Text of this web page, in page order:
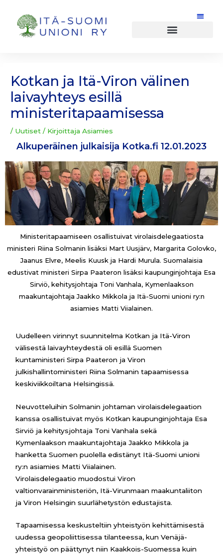
sisältöön
Kotkan ja Itä-Viron välinen
laivayhteys esillä
ministeritapaamisessa
/ Uutiset / KirjoittajaAsiamies
Alkuperäinen julkaisija Kotka.fi 12.01.2023
Ministeritapaamiseen osallistuivat virolaisdelegaatiosta
ministeri Riina Solmanin lisäksi Mart Uusjärv, Margarita Golovko,
Jaanus Elvre, Meelis Kuusk ja Hardi Murula. Suomalaisia
edustivat ministeri Sirpa Paateron lisäksi kaupunginjohtaja Esa
Sirviö, kehitysjohtaja Toni Vanhala, Kymenlaakson
maakuntajohtaja Jaakko Mikkola ja Itä-Suomi unioni ry:n
asiamies Matti Viialainen.
Uudelleen virinnyt suunnitelma Kotkan ja Itä-Viron
välisestä laivayhteydestä oli esillä Suomen
kuntaministeri Sirpa Paateron ja Viron
julkishallintoministeri Riina Solmanin tapaamisessa
keskiviikkoiltana Helsingissä.
Neuvotteluihin Solmanin johtaman virolaisdelegaation
kanssa osallistuivat myös Kotkan kaupunginjohtaja Esa
Sirviö ja kehitysjohtaja Toni Vanhala sekä
Kymenlaakson maakuntajohtaja Jaakko Mikkola ja
hanketta Suomen puolella edistänyt Itä-Suomi unioni
ry:n asiamies Matti Viialainen.
Virolaisdelegaatio muodostui Viron
valtionvarainministeriön, Itä-Virunmaan maakuntaliiton
ja Viron Helsingin suurlähetystön edustajista.
Tapaamisessa keskusteltiin yhteistyön kehittämisestä
uudessa geopoliittisessa tilanteessa, kun Venäjä-
yhteistyö on päättynyt niin Kaakkois-Suomessa kuin